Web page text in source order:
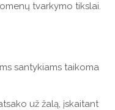
tvarkymo tikslai.
santykiams taikoma
už žalą, įskaitant